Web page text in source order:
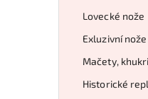
Lovecké nože
Exluzivní nože
Mačety, khukri
Historické